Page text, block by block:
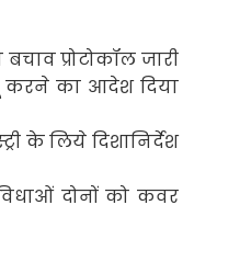
प्रोटोकॉल जारी
करने का आदेश दिया
के लिये दिशानिर्देश
दोनों को कवर